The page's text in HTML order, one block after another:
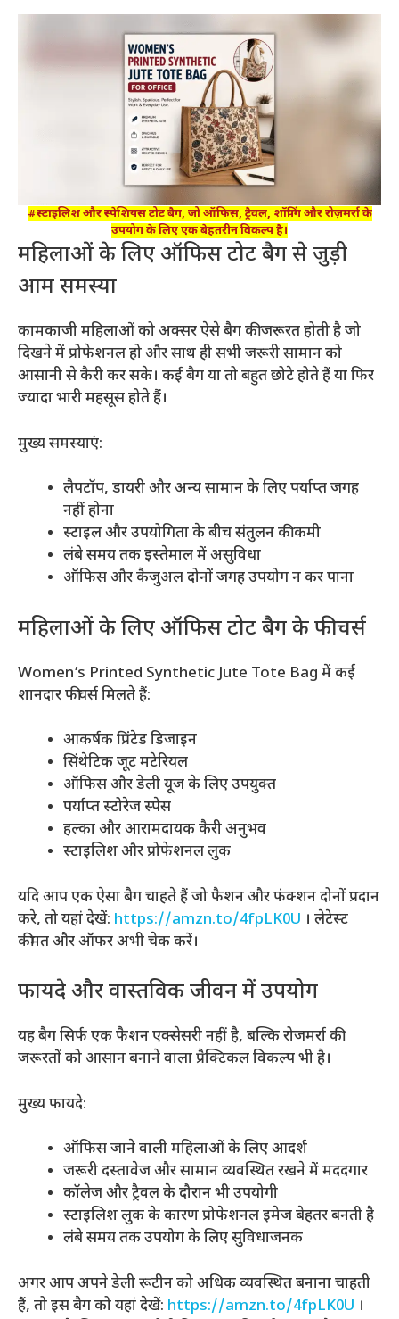
#स्टाइलिश और स्पेशियस टोट बैग, जो ऑफिस, ट्रैवल, शॉपिंग और रोज़मर्रा के
उपयोग के लिए एक बेहतरीन विकल्प है।
महिलाओं के लिए ऑफिस टोट बैग से जुड़ी
आम समस्या
कामकाजी महिलाओं को अक्सर ऐसे बैग की जरूरत होती है जो
दिखने में प्रोफेशनल हो और साथ ही सभी जरूरी सामान को
आसानी से कैरी कर सके। कई बैग या तो बहुत छोटे होते हैं या फिर
ज्यादा भारी महसूस होते हैं।
मुख्य समस्याएं:
लैपटॉप, डायरी और अन्य सामान के लिए पर्याप्त जगह
नहीं होना
स्टाइल और उपयोगिता के बीच संतुलन की कमी
लंबे समय तक इस्तेमाल में असुविधा
ऑफिस और कैजुअल दोनों जगह उपयोग न कर पाना
महिलाओं के लिए ऑफिस टोट बैग के फीचर्स
Women’s Printed Synthetic Jute Tote Bag में कई
शानदार फीचर्स मिलते हैं:
आकर्षक प्रिंटेड डिजाइन
सिंथेटिक जूट मटेरियल
ऑफिस और डेली यूज के लिए उपयुक्त
पर्याप्त स्टोरेज स्पेस
हल्का और आरामदायक कैरी अनुभव
स्टाइलिश और प्रोफेशनल लुक
यदि आप एक ऐसा बैग चाहते हैं जो फैशन और फंक्शन दोनों प्रदान
करे, तो यहां देखें: https://amzn.to/4fpLK0U । लेटेस्ट
कीमत और ऑफर अभी चेक करें।
फायदे और वास्तविक जीवन में उपयोग
यह बैग सिर्फ एक फैशन एक्सेसरी नहीं है, बल्कि रोजमर्रा की
जरूरतों को आसान बनाने वाला प्रैक्टिकल विकल्प भी है।
मुख्य फायदे:
ऑफिस जाने वाली महिलाओं के लिए आदर्श
जरूरी दस्तावेज और सामान व्यवस्थित रखने में मददगार
कॉलेज और ट्रैवल के दौरान भी उपयोगी
स्टाइलिश लुक के कारण प्रोफेशनल इमेज बेहतर बनती है
लंबे समय तक उपयोग के लिए सुविधाजनक
अगर आप अपने डेली रूटीन को अधिक व्यवस्थित बनाना चाहती
हैं, तो इस बैग को यहां देखें: https://amzn.to/4fpLK0U ।